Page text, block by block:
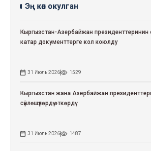
Эң көп окулган
Кыргызстан-Азербайжан президенттеринин
катар документтерге кол коюлду
31 Июль 2026 1529
Кыргызстан жана Азербайжан
сүйлөшүүлөрдү өткөрдү
31 Июль 2026 1487